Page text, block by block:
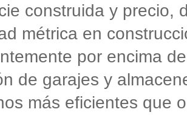
construida y precio,
métrica en
por encima
de garajes y
más eficientes que